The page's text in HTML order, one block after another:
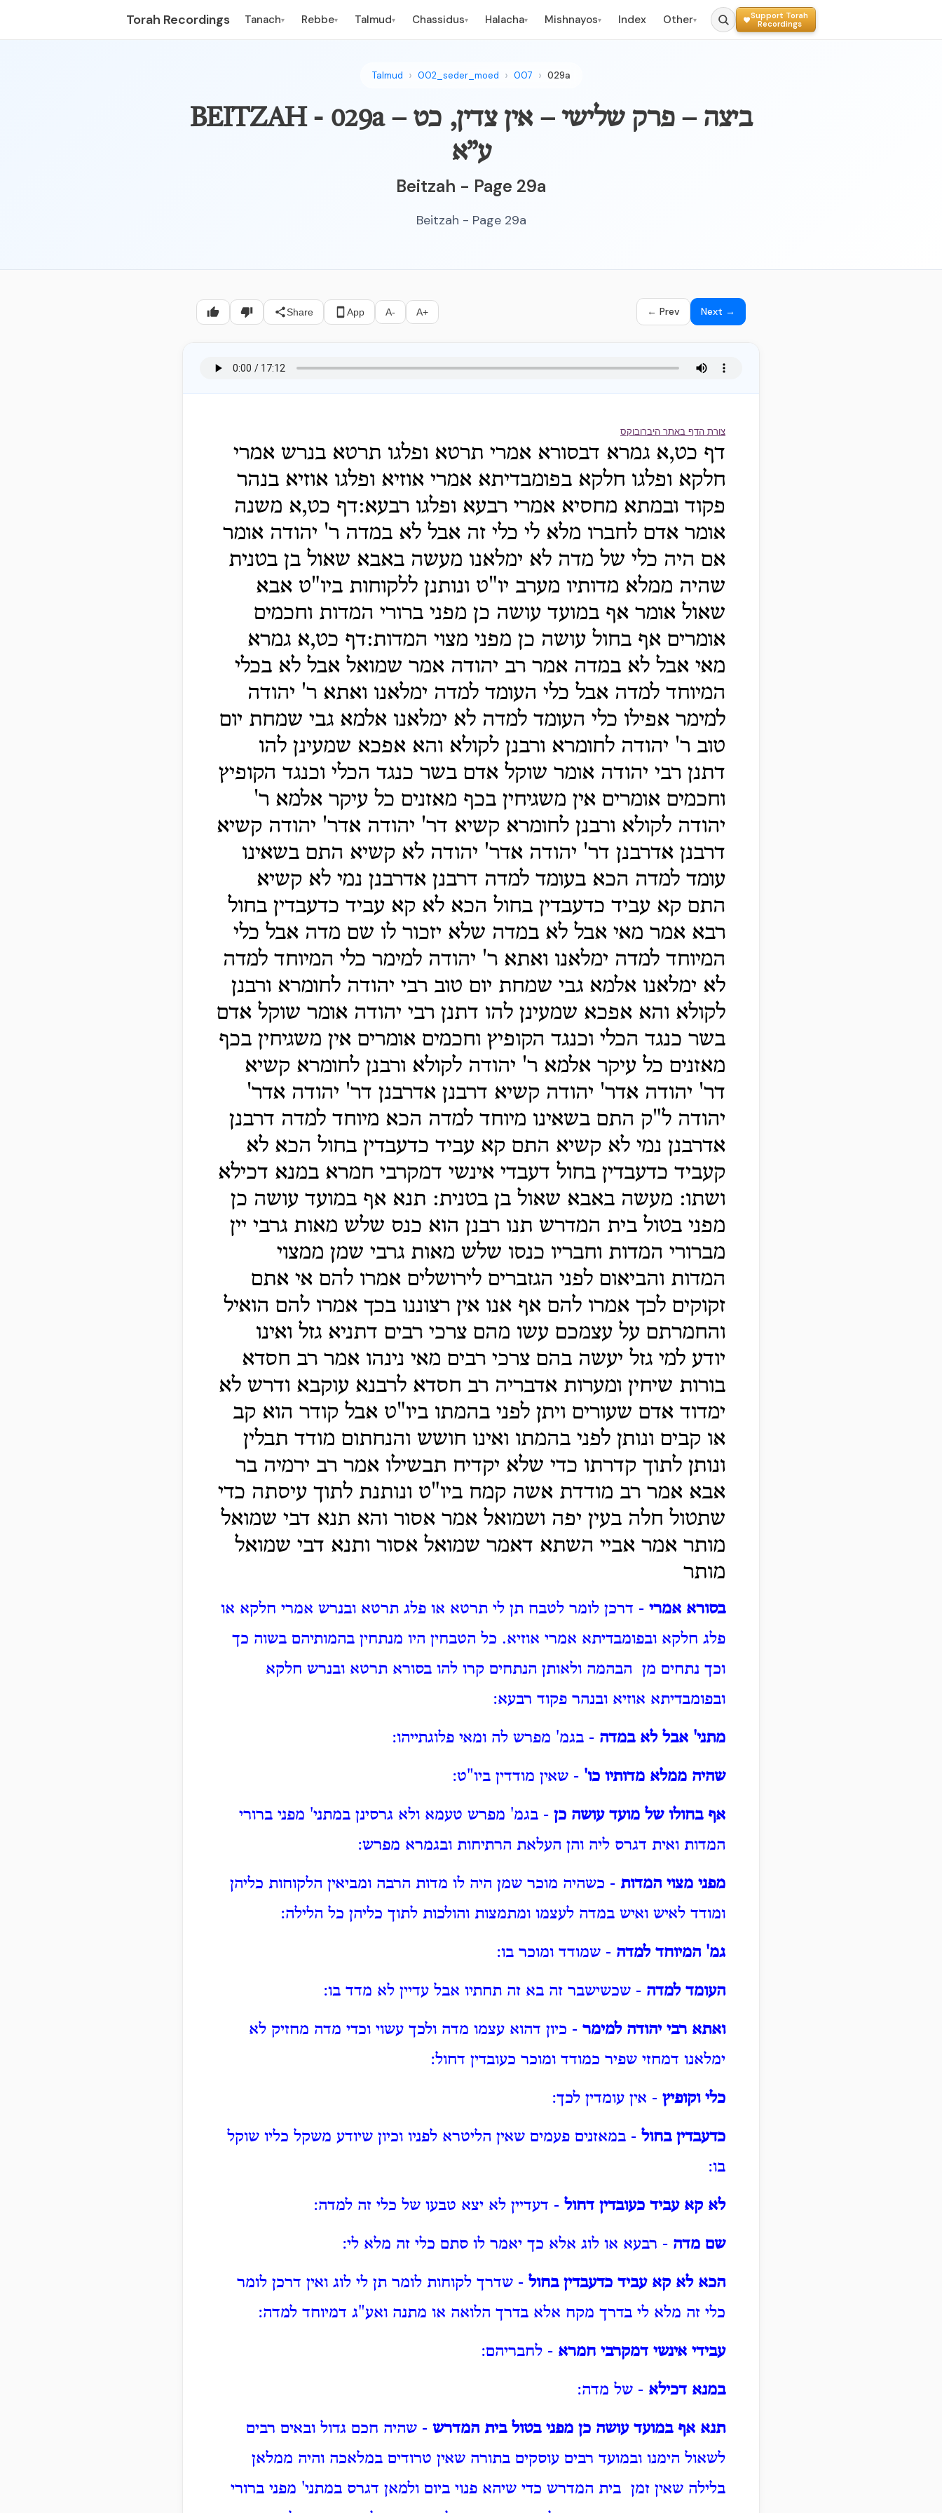
Torah Recordings Tanach▾ Rebbe▾ Talmud▾ Chassidus▾ Halacha▾ Mishnayos▾ Index Other▾
Support Torah
Recordings
Talmud 002_seder_moed 007 029a
BEITZAH - 029a – ביצה – פרק שלישי – אין צדין, כט
ע”א
Beitzah - Page 29a
Beitzah - Page 29a
Share App A- A+ ← Prev Next →
צורת הדף באתר היברובוקס
דף כט,א גמרא דבסורא אמרי תרטא ופלגו תרטא בנרש אמרי
חלקא ופלגו חלקא בפומבדיתא אמרי אוזיא ופלגו אוזיא בנהר
פקוד ובמתא מחסיא אמרי רבעא ופלגו רבעא:דף כט,א משנה
אומר אדם לחברו מלא לי כלי זה אבל לא במדה ר' יהודה אומר
אם היה כלי של מדה לא ימלאנו מעשה באבא שאול בן בטנית
שהיה ממלא מדותיו מערב יו"ט ונותנן ללקוחות ביו"ט אבא
שאול אומר אף במועד עושה כן מפני ברורי המדות וחכמים
אומרים אף בחול עושה כן מפני מצוי המדות:דף כט,א גמרא
מאי אבל לא במדה אמר רב יהודה אמר שמואל אבל לא בכלי
המיוחד למדה אבל כלי העומד למדה ימלאנו ואתא ר' יהודה
למימר אפילו כלי העומד למדה לא ימלאנו אלמא גבי שמחת יום
טוב ר' יהודה לחומרא ורבנן לקולא והא אפכא שמעינן להו
דתנן רבי יהודה אומר שוקל אדם בשר כנגד הכלי וכנגד הקופיץ
וחכמים אומרים אין משגיחין בכף מאזנים כל עיקר אלמא ר'
יהודה לקולא ורבנן לחומרא קשיא דר' יהודה אדר' יהודה קשיא
דרבנן אדרבנן דר' יהודה אדר' יהודה לא קשיא התם בשאינו
עומד למדה הכא בעומד למדה דרבנן אדרבנן נמי לא קשיא
התם קא עביד כדעבדין בחול הכא לא קא עביד כדעבדין בחול
רבא אמר מאי אבל לא במדה שלא יזכור לו שם מדה אבל כלי
המיוחד למדה ימלאנו ואתא ר' יהודה למימר כלי המיוחד למדה
לא ימלאנו אלמא גבי שמחת יום טוב רבי יהודה לחומרא ורבנן
לקולא והא אפכא שמעינן להו דתנן רבי יהודה אומר שוקל אדם
בשר כנגד הכלי וכנגד הקופיץ וחכמים אומרים אין משגיחין בכף
מאזנים כל עיקר אלמא ר' יהודה לקולא ורבנן לחומרא קשיא
דר' יהודה אדר' יהודה קשיא דרבנן אדרבנן דר' יהודה אדר'
יהודה ל"ק התם בשאינו מיוחד למדה הכא מיוחד למדה דרבנן
אדרבנן נמי לא קשיא התם קא עביד כדעבדין בחול הכא לא
קעביד כדעבדין בחול דעבדי אינשי דמקרבי חמרא במנא דכילא
ושתו: מעשה באבא שאול בן בטנית: תנא אף במועד עושה כן
מפני בטול בית המדרש תנו רבנן הוא כנס שלש מאות גרבי יין
מברורי המדות וחבריו כנסו שלש מאות גרבי שמן ממצוי
המדות והביאום לפני הגזברים לירושלים אמרו להם אי אתם
זקוקים לכך אמרו להם אף אנו אין רצוננו בכך אמרו להם הואיל
והחמרתם על עצמכם עשו מהם צרכי רבים דתניא גזל ואינו
יודע למי גזל יעשה בהם צרכי רבים מאי נינהו אמר רב חסדא
בורות שיחין ומערות אדבריה רב חסדא לרבנא עוקבא ודרש לא
ימדוד אדם שעורים ויתן לפני בהמתו ביו"ט אבל קודר הוא קב
או קבים ונותן לפני בהמתו ואינו חושש והנחתום מודד תבלין
ונותן לתוך קדרתו כדי שלא יקדיח תבשילו אמר רב ירמיה בר
אבא אמר רב מודדת אשה קמח ביו"ט ונותנת לתוך עיסתה כדי
שתטול חלה בעין יפה ושמואל אמר אסור והא תנא דבי שמואל
מותר אמר אביי השתא דאמר שמואל אסור ותנא דבי שמואל
מותר
בסורא אמרי - דרכן לומר לטבח תן לי תרטא או פלג תרטא ובנרש אמרי חלקא או
פלג חלקא ובפומבדיתא אמרי אוזיא. כל הטבחין היו מנתחין בהמותיהם בשוה כך
וכך נתחים מן הבהמה ולאותן הנתחים קרו להו בסורא תרטא ובנרש חלקא
ובפומבדיתא אוזיא ובנהר פקוד רבעא:
מתני' אבל לא במדה - בגמ' מפרש לה ומאי פלוגתייהו:
שהיה ממלא מדותיו כו' - שאין מודדין ביו"ט:
אף בחולו של מועד עושה כן - בגמ' מפרש טעמא ולא גרסינן במתני' מפני ברורי
המדות ואית דגרס ליה והן העלאת הרתיחות ובגמרא מפרש:
מפני מצוי המדות - כשהיה מוכר שמן היה לו מדות הרבה ומביאין הלקוחות כליהן
ומודד לאיש ואיש במדה לעצמו ומתמצות והולכות לתוך כליהן כל הלילה:
גמ' המיוחד למדה - שמודד ומוכר בו:
העומד למדה - שכשישבר זה בא זה תחתיו אבל עדיין לא מדד בו:
ואתא רבי יהודה למימר - כיון דהוא עצמו מדה ולכך עשוי וכדי מדה מחזיק לא
ימלאנו דמחזי שפיר כמודד ומוכר כעובדין דחול:
כלי וקופיץ - אין עומדין לכך:
כדעבדין בחול - במאזנים פעמים שאין הליטרא לפניו וכיון שיודע משקל כליו שוקל
בו:
לא קא עביד כעובדין דחול - דעדיין לא יצא טבעו של כלי זה למדה:
שם מדה - רבעא או לוג אלא כך יאמר לו סתם כלי זה מלא לי:
הכא לא קא עביד כדעבדין בחול - שדרך לקוחות לומר תן לי לוג ואין דרכן לומר
כלי זה מלא לי בדרך מקח אלא בדרך הלואה או מתנה ואע"ג דמיוחד למדה:
עבידי אינשי דמקרבי חמרא - לחבריהם:
במנא דכילא - של מדה:
תנא אף במועד עושה כן מפני בטול בית המדרש - שהיה חכם גדול ובאים רבים
לשאול הימנו ובמועד רבים עוסקים בתורה שאין טרודים במלאכה והיה ממלאן
בלילה שאין זמן בית המדרש כדי שיהא פנוי ביום ולמאן דגרס במתני' מפני ברורי